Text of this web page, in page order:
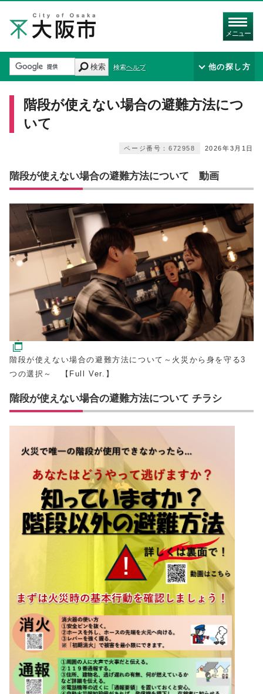
メニュー
検索 検索ヘルプ 他の探し方
階段が使えない場合の避難方法につ
いて
2026年3月1日
ページ番号：672958
階段が使えない場合の避難方法について 動画
階段が使えない場合の避難方法について～火災から身を守る3
つの選択～ 【Full Ver.】
階段が使えない場合の避難方法について チラシ